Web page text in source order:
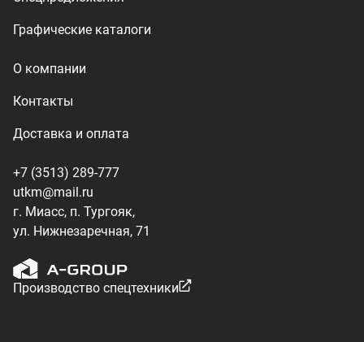
Производство спецтехники
ООО «УралТехКом», 2026
Разработка — ALGUS